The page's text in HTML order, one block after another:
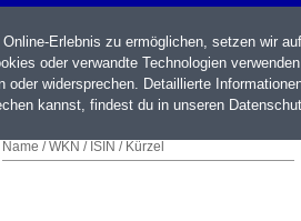
Name / WKN / ISIN / Kürzel
Erlebnis zu ermöglichen, setzen wir
oder verwandte Technologien
widersprechen. Detaillierte
kannst, findest du in unseren